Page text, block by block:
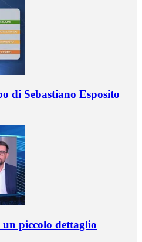
di Sebastiano Esposito
piccolo dettaglio